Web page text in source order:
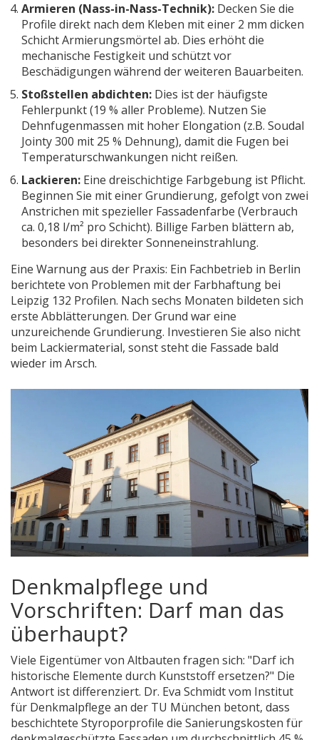
Armieren (Nass-in-Nass-Technik): Decken Sie die
Profile direkt nach dem Kleben mit einer 2 mm dicken
Schicht Armierungsmörtel ab. Dies erhöht die
mechanische Festigkeit und schützt vor
Beschädigungen während der weiteren Bauarbeiten.
Stoßstellen abdichten: Dies ist der häufigste
Fehlerpunkt (19 % aller Probleme). Nutzen Sie
Dehnfugenmassen mit hoher Elongation (z.B. Soudal
Jointy 300 mit 25 % Dehnung), damit die Fugen bei
Temperaturschwankungen nicht reißen.
Lackieren: Eine dreischichtige Farbgebung ist Pflicht.
Beginnen Sie mit einer Grundierung, gefolgt von zwei
Anstrichen mit spezieller Fassadenfarbe (Verbrauch
ca. 0,18 l/m² pro Schicht). Billige Farben blättern ab,
besonders bei direkter Sonneneinstrahlung.
Eine Warnung aus der Praxis: Ein Fachbetrieb in Berlin
berichtete von Problemen mit der Farbhaftung bei
Leipzig 132 Profilen. Nach sechs Monaten bildeten sich
erste Abblätterungen. Der Grund war eine
unzureichende Grundierung. Investieren Sie also nicht
beim Lackiermaterial, sonst steht die Fassade bald
wieder im Arsch.
Denkmalpflege und
Vorschriften: Darf man das
überhaupt?
Viele Eigentümer von Altbauten fragen sich: "Darf ich
historische Elemente durch Kunststoff ersetzen?" Die
Antwort ist differenziert. Dr. Eva Schmidt vom Institut
für Denkmalpflege an der TU München betont, dass
beschichtete Styroporprofile die Sanierungskosten für